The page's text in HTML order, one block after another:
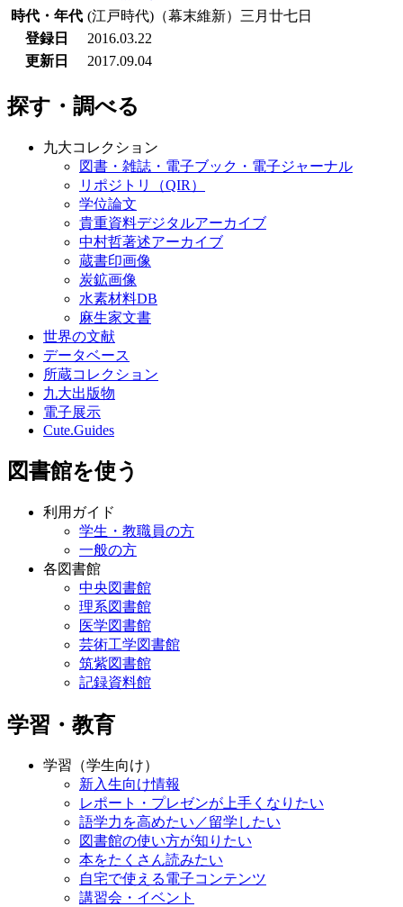
時代・年代 (江戸時代)（幕末維新）三月廿七日
登録日
2016.03.22
更新日
2017.09.04
探す・調べる
九大コレクション
図書・雑誌・電子ブック・電子ジャーナル
リポジトリ（QIR）
学位論文
貴重資料デジタルアーカイブ
中村哲著述アーカイブ
蔵書印画像
炭鉱画像
水素材料DB
麻生家文書
世界の文献
データベース
所蔵コレクション
九大出版物
電子展示
Cute.Guides
図書館を使う
利用ガイド
学生・教職員の方
一般の方
各図書館
中央図書館
理系図書館
医学図書館
芸術工学図書館
筑紫図書館
記録資料館
学習・教育
学習（学生向け）
新入生向け情報
レポート・プレゼンが上手くなりたい
語学力を高めたい／留学したい
図書館の使い方が知りたい
本をたくさん読みたい
自宅で使える電子コンテンツ
講習会・イベント